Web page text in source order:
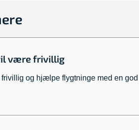
være frivillig
og hjælpe flygtninge med en